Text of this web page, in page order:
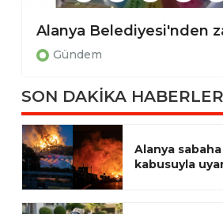
Gündem
SON DAKİKA
Alanya sabaha
kabusuyla